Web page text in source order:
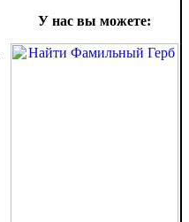
У нас вы можете: